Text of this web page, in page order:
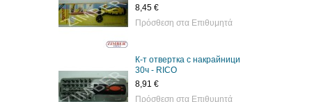
8,45 €
Πρόσθεση στα Επιθυμητά
К-т отвертка с накрайници
30ч - RICO
8,91 €
Πρόσθεση στα Επιθυμητά